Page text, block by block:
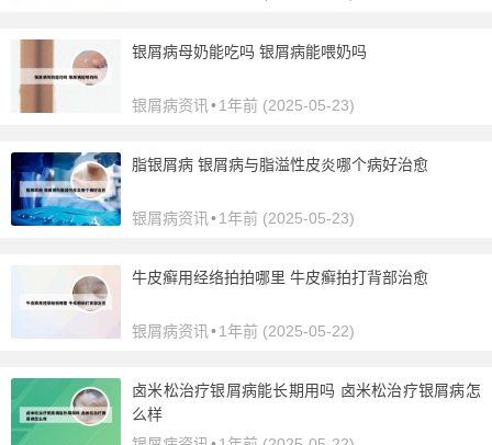
银屑病母奶能吃吗 银屑病能喂奶吗
银屑病资讯 •1年前 (2025-05-23)
脂银屑病 银屑病与脂溢性皮炎哪个病好治愈
银屑病资讯 •1年前 (2025-05-23)
牛皮癣用经络拍拍哪里 牛皮癣拍打背部治愈
银屑病资讯 •1年前 (2025-05-22)
卤米松治疗银屑病能长期用吗 卤米松治疗银屑病怎
么样